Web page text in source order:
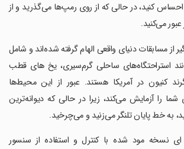
کنید، در حالی که از روی رمپ‌ها می‌گذرید و از
از مسابقات دنیای واقعی الهام گرفته شده‌اند و شامل
استراحتگاه‌های ساحلی گرم‌سیری، یخ های قطب
کنیون در آمریکا هستند. عبور از این محیط‌ها
را آزمایش می‌کند، زیرا در حالی که دیوانه‌ترین
به خط پایان تلنگر می‌زنید و می‌چرخید.
ای نسخه مود شده با کنترل‌ و استفاده از سنسور